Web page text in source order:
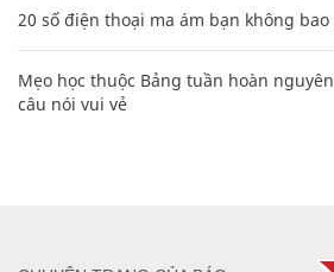
20 số điện thoại ma ám bạn không
Mẹo học thuộc Bảng tuần hoàn
câu nói vui vẻ